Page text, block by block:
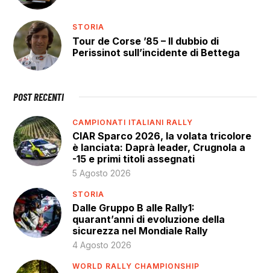
STORIA
Tour de Corse ’85 – Il dubbio di
Perissinot sull’incidente di Bettega
POST RECENTI
CAMPIONATI ITALIANI RALLY
CIAR Sparco 2026, la volata tricolore
è lanciata: Daprà leader, Crugnola a
-15 e primi titoli assegnati
5 Agosto 2026
STORIA
Dalle Gruppo B alle Rally1:
quarant’anni di evoluzione della
sicurezza nel Mondiale Rally
4 Agosto 2026
WORLD RALLY CHAMPIONSHIP